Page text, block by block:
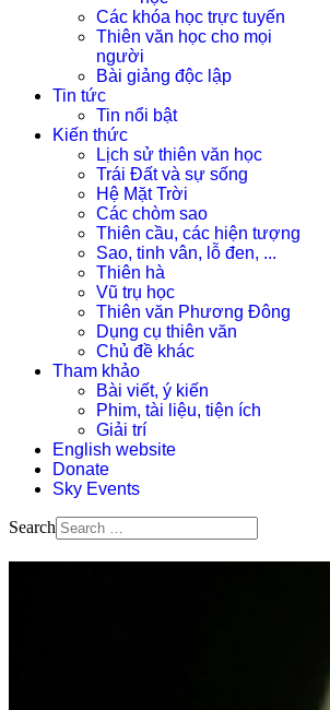
Các khóa học trực tuyến
Thiên văn học cho mọi
người
Bài giảng độc lập
Tin tức
Tin nổi bật
Kiến thức
Lịch sử thiên văn học
Trái Đất và sự sống
Hệ Mặt Trời
Các chòm sao
Thiên cầu, các hiện tượng
Sao, tinh vân, lỗ đen, ...
Thiên hà
Vũ trụ học
Thiên văn Phương Đông
Dụng cụ thiên văn
Chủ đề khác
Tham khảo
Bài viết, ý kiến
Phim, tài liệu, tiện ích
Giải trí
English website
Donate
Sky Events
Search